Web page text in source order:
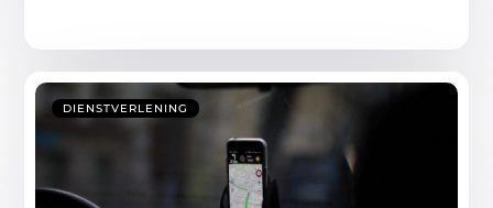
DIENSTVERLENING